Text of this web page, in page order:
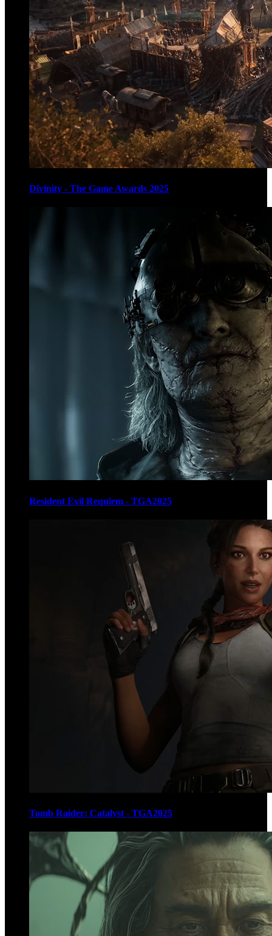
Divinity - The Game Awards 2025
Resident Evil Requiem - TGA2025
Tomb Raider: Catalyst - TGA2025